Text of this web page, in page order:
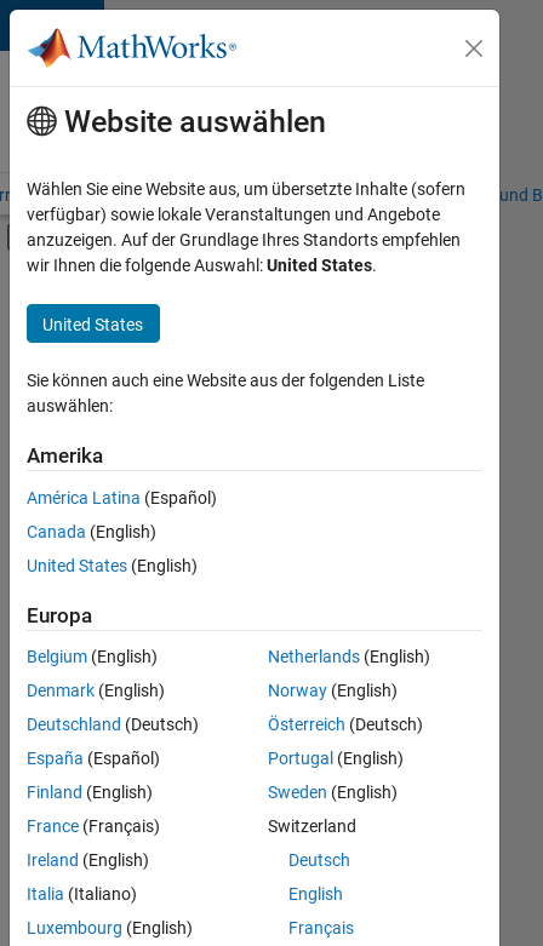
Weiter zum Inhalt
Karriere
bei
MathWorks
– Übersicht Stellensuche Niederlassungen Studierende und
Umschaltung für Off-Canvas-
Hauptinhalt
Education Sales
Inside Sales
Marketing Communications
Marketing Services
Human Resources
+5
Derzeit
es
keine
offenen
Stellen,
Ihren
Suchkriterien
entsprechen.
können
die
Suchkriterien
weiter
fassen
oder
alle
Stellenangebote
anzeigen .
Website auswählen
Wählen Sie eine Website aus, um übersetzte Inhalte (sofern
verfügbar) sowie lokale Veranstaltungen und Angebote
anzuzeigen. Auf der Grundlage Ihres Standorts empfehlen
wir Ihnen die folgende Auswahl:United States.
United States
Sie können auch eine Website aus der folgenden Liste
auswählen:
Amerika
América Latina (Español)
Canada (English)
United States (English)
Europa
Belgium (English)
Denmark (English)
Deutschland (Deutsch)
España (Español)
Finland (English)
France (Français)
Ireland (English)
Italia (Italiano)
Luxembourg (English)
Netherlands(English)
Norway(English)
Österreich (Deutsch)
Portugal (English)
Sweden (English)
Switzerland
Deutsch
English
Français